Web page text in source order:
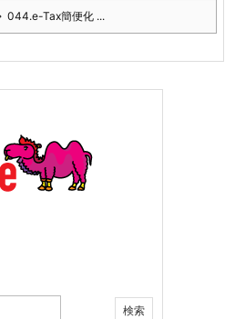
044.e-Tax簡便化 ...